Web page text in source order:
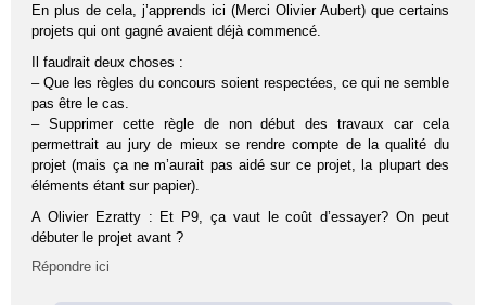
En plus de cela, j’apprends ici (Merci Olivier Aubert) que certains
projets qui ont gagné avaient déjà commencé.
Il faudrait deux choses :
– Que les règles du concours soient respectées, ce qui ne semble
pas être le cas.
– Supprimer cette règle de non début des travaux car cela
permettrait au jury de mieux se rendre compte de la qualité du
projet (mais ça ne m’aurait pas aidé sur ce projet, la plupart des
éléments étant sur papier).
A Olivier Ezratty : Et P9, ça vaut le coût d’essayer? On peut
débuter le projet avant ?
Répondre ici